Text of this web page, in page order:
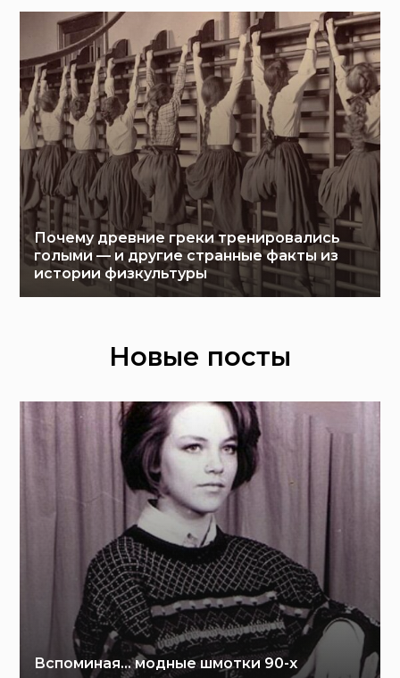
Почему древние греки тренировались
голыми — и другие странные факты из
истории физкультуры
Новые посты
Вспоминая… модные шмотки 90-х